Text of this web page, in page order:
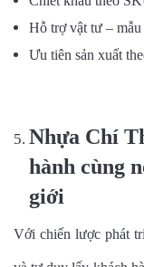
Hỗ trợ vật tư – mẫu
Ưu tiên sản xuất
Nhựa Chí
hành cùng
giới
Với chiến lược phát